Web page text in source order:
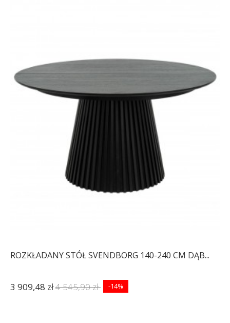
ROZKŁADANY STÓŁ SVENDBORG 140-240 CM DĄB...
3 909,48 zł4 545,90 zł -14%